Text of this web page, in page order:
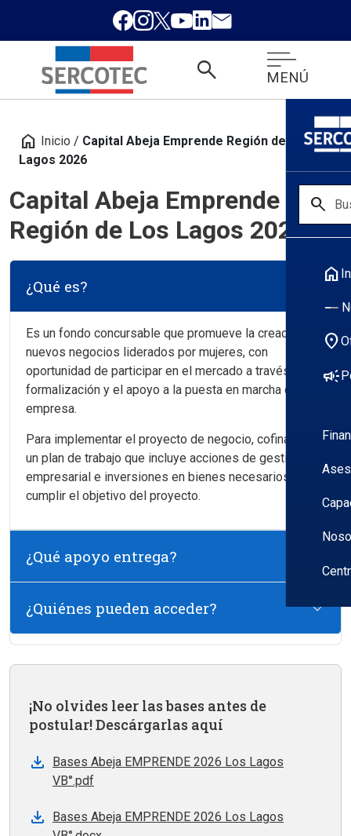
search MENÚ
search
home
location_on
campaign
home Inicio / Capital Abeja Emprende Región de Los
Lagos 2026
Capital Abeja Emprende
Región de Los Lagos 2026
¿Qué es?
Es un fondo concursable que promueve la creación de
nuevos negocios liderados por mujeres, con
oportunidad de participar en el mercado a través de su
formalización y el apoyo a la puesta en marcha de la
empresa.
Para implementar el proyecto de negocio, cofinancia
un plan de trabajo que incluye acciones de gestión
empresarial e inversiones en bienes necesarios para
cumplir el objetivo del proyecto.
¿Qué apoyo entrega?
¿Quiénes pueden acceder?
¡No olvides leer las bases antes de
postular! Descárgarlas aquí
Bases Abeja EMPRENDE 2026 Los Lagos
VB°.pdf
Bases Abeja EMPRENDE 2026 Los Lagos